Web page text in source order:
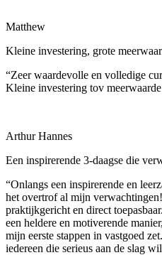
Matthew
Kleine investering, grote
“Zeer waardevolle en volledige
Kleine investering tov
Arthur Hannes
Een inspirerende 3-daagse die
“Onlangs een inspirerende en
het overtrof al mijn
praktijkgericht en direct
een heldere en motiverende
mijn eerste stappen in vastgoed
iedereen die serieus aan de slag